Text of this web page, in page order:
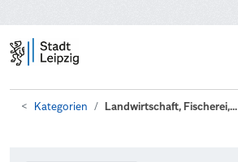
Kategorien Landwirtschaft, Fischerei,...